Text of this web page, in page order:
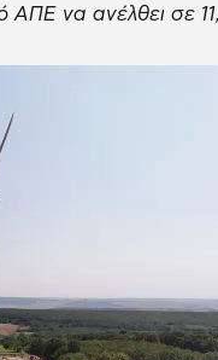
ΑΠΕ να ανέλθει σε